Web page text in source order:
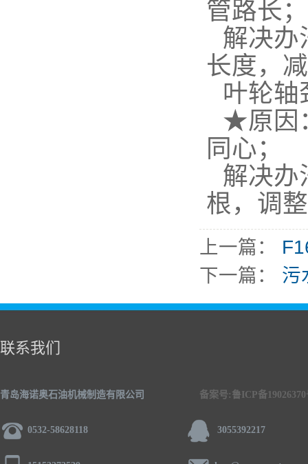
管路长；
解决办
长度，
叶轮轴
★原因
同心；
解决办
根，调
上一篇：
下一篇： 污
联系我们
青岛海诺奥石油机械制造有限公司 备案号:鲁ICP备19026370
0532-58628118 3055392217